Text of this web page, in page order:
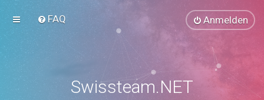
FAQ Anmelden
Swissteam.NET